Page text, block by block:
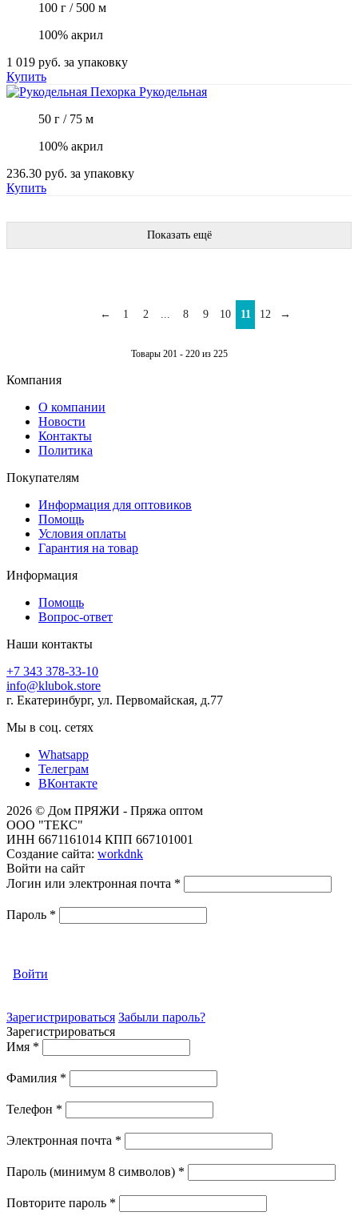
100 г / 500 м
100% акрил
1 019 руб. за упаковку
Купить
Пехорка Рукодельная
50 г / 75 м
100% акрил
236.30 руб. за упаковку
Купить
Показать ещё
Товары 201 - 220 из 225
← 1 2 ... 8 9 10 11 12 →
Компания
О компании
Новости
Контакты
Политика
Покупателям
Информация для оптовиков
Помощь
Условия оплаты
Гарантия на товар
Информация
Помощь
Вопрос-ответ
Наши контакты
+7 343 378-33-10
info@klubok.store
г. Екатеринбург, ул. Первомайская, д.77
Мы в соц. сетях
Whatsapp
Телеграм
ВКонтакте
2026 © Дом ПРЯЖИ - Пряжа оптом
ООО "ТЕКС"
ИНН 6671161014 КПП 667101001
Создание сайта: workdnk
Войти на сайт
Логин или электронная почта *
Пароль *
Войти
Зарегистрироваться Забыли пароль?
Зарегистрироваться
Имя *
Фамилия *
Телефон *
Электронная почта *
Пароль (минимум 8 символов) *
Повторите пароль *